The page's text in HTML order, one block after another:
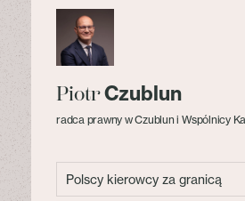
PiotrCzublun
radca prawny w Czublun i Wspólnicy
Polscy kierowcy za granicą